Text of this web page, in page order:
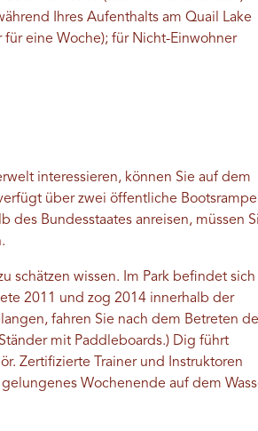
Ihres Aufenthalts am Quail Lake
eine Woche); für Nicht-Einwohner
interessieren, können Sie auf dem
über zwei öffentliche
des Bundesstaates anreisen, müssen
schätzen wissen. Im Park befindet sich
2011 und zog 2014 innerhalb der
fahren Sie nach dem Betreten
mit Paddleboards.) Dig führt
Zertifizierte Trainer und Instruktoren
Wochenende auf dem